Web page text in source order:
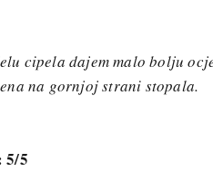
cipela dajem malo bolju
na gornjoj strani stopala.
5/5